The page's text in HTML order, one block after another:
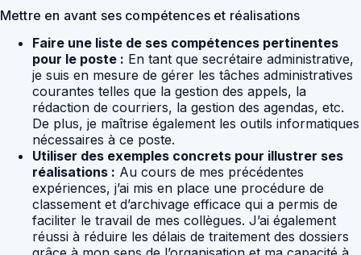
Mettre en avant ses compétences et réalisations
Faire une liste de ses compétences pertinentes
pour le poste : En tant que secrétaire administrative,
je suis en mesure de gérer les tâches administratives
courantes telles que la gestion des appels, la
rédaction de courriers, la gestion des agendas, etc.
De plus, je maîtrise également les outils informatiques
nécessaires à ce poste.
Utiliser des exemples concrets pour illustrer ses
réalisations : Au cours de mes précédentes
expériences, j’ai mis en place une procédure de
classement et d’archivage efficace qui a permis de
faciliter le travail de mes collègues. J’ai également
réussi à réduire les délais de traitement des dossiers